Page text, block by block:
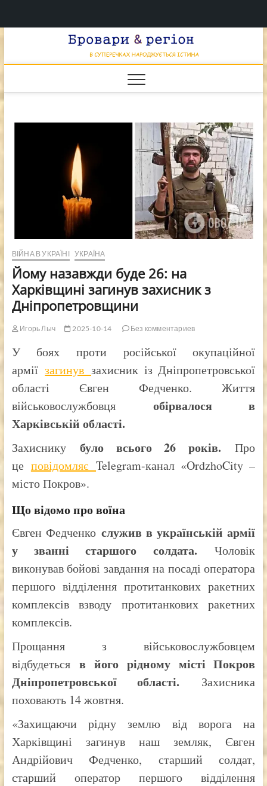
&
НАРОДЖУЄТЬСЯ
ВІЙНА В УКРАЇНІ УКРАЇНА
Йому назавжди буде 26: на
Харківщині загинув захисник з
Дніпропетровщини
Игорь Лыч 2025-10-14 Без комментариев
У боях проти російської окупаційної
арміїзагинув захисник із Дніпропетровської
області Євген Федченко. Життя
військовослужбовцяобірвалося в
Харківській області.
Захиснику було всього 26 років.Про
це повідомляє Telegram-канал «OrdzhoCity –
місто Покров».
Що відомо про воїна
Євген Федченкослужив в українській армії
у званні старшого солдата. Чоловік
виконував бойові завдання на посаді оператора
першого відділення протитанкових ракетних
комплексів взводу протитанкових ракетних
комплексів.
Прощання з військовослужбовцем
відбудетьсяв його рідному місті Покров
Дніпропетровської області. Захисника
поховають 14 жовтня.
«Захищаючи рідну землю від ворога на
Харківщині загинув наш земляк, Євген
Андрійович Федченко, старший солдат,
старший оператор першого відділення